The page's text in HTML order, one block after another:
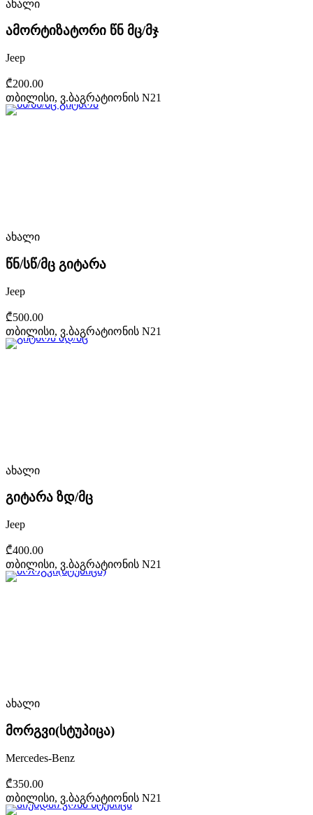
ახალი
ამორტიზატორი წნ მც/მჯ
Jeep
₾200.00
თბილისი, ვ.ბაგრატიონის N21
ახალი
წნ/სწ/მც გიტარა
Jeep
₾500.00
თბილისი, ვ.ბაგრატიონის N21
ახალი
გიტარა ზდ/მც
Jeep
₾400.00
თბილისი, ვ.ბაგრატიონის N21
ახალი
მორგვი(სტუპიცა)
Mercedes-Benz
₾350.00
თბილისი, ვ.ბაგრატიონის N21